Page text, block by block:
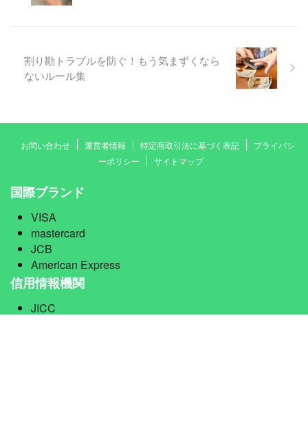
割り勘トラブルを防ぐ！もう気まずくなら
ないルール集
お問い合わせ 運営者情報 特定商取引法に基づく表記
プライバシ
ーポリシー
サイトマップ
国際ブランド
VISA
mastercard
JCB
American Express
信用情報機関
JICC